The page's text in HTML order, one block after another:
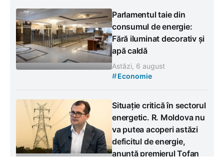
Parlamentul taie din
consumul de energie:
Fără iluminat decorativ și
apă caldă
Astăzi, 6 august
#Economie
Situație critică în sectorul
energetic. R. Moldova nu
va putea acoperi astăzi
deficitul de energie,
anunță premierul Tofan